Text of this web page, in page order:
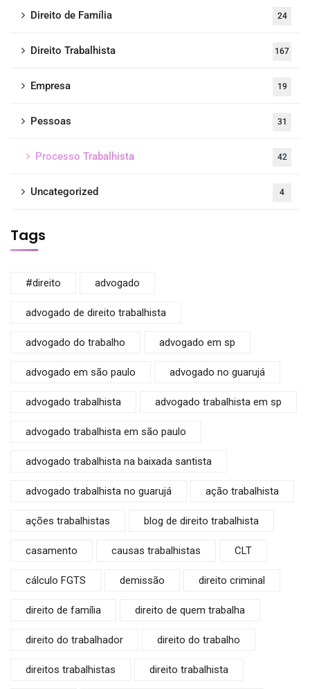
Direito de Família 24
Direito Trabalhista 167
Empresa 19
Pessoas 31
Processo Trabalhista 42
Uncategorized 4
Tags
#direito advogado
advogado de direito trabalhista
advogado do trabalho advogado em sp
advogado em são paulo advogado no guarujá
advogado trabalhista advogado trabalhista em sp
advogado trabalhista em são paulo
advogado trabalhista na baixada santista
advogado trabalhista no guarujá ação trabalhista
ações trabalhistas blog de direito trabalhista
casamento causas trabalhistas CLT
cálculo FGTS demissão direito criminal
direito de família direito de quem trabalha
direito do trabalhador direito do trabalho
direitos trabalhistas direito trabalhista